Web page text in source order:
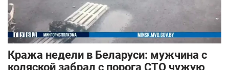
Кража недели в Беларуси: мужчина с
коляской забрал с порога СТО чужую